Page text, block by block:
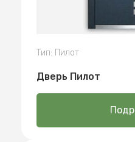
Тип: Пилот
Дверь Пилот